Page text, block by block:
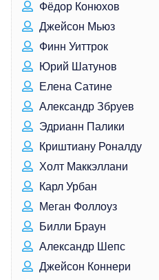
Фёдор Конюхов
Джейсон Мьюз
Финн Уиттрок
Юрий Шатунов
Елена Сатине
Александр Збруев
Эдрианн Палики
Криштиану Роналду
Холт Маккэллани
Карл Урбан
Меган Фоллоуз
Билли Браун
Александр Шепс
Джейсон Коннери